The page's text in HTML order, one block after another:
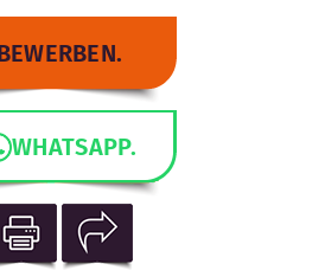
WHATSAPP.